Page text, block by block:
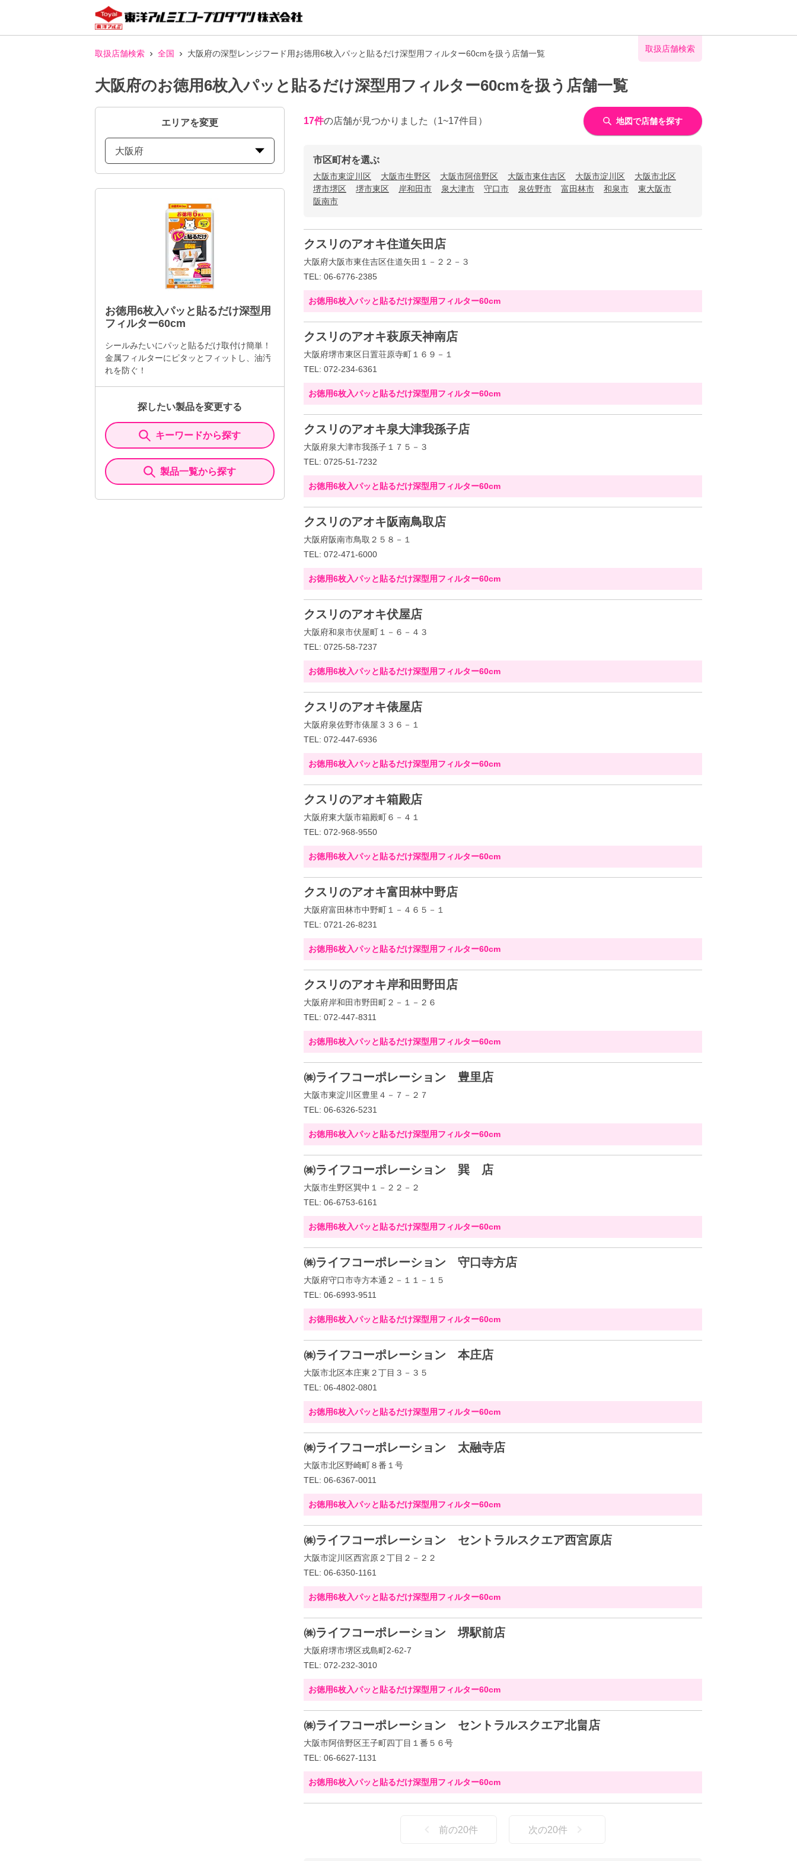
取扱店舗検索 全国 大阪府の深型レンジフード用お徳用6枚入パッと貼るだけ深型用フィルター60cmを扱う店舗一覧 取扱店舗検索
大阪府のお徳用6枚入パッと貼るだけ深型用フィルター60cmを扱う店舗一覧
エリアを変更
大阪府
お徳用6枚入パッと貼るだけ深型用
フィルター60cm
シールみたいにパッと貼るだけ取付け簡単！
金属フィルターにピタッとフィットし、油汚
れを防ぐ！
探したい製品を変更する
キーワードから探す
製品一覧から探す
17件の店舗が見つかりました （1~17件目） 地図で店舗を探す
市区町村を選ぶ
大阪市東淀川区 大阪市生野区 大阪市阿倍野区 大阪市東住吉区 大阪市淀川区
大阪市北区
堺市堺区
堺市東区 岸和田市 泉大津市 守口市 泉佐野市 富田林市 和泉市
東大阪市
阪南市
クスリのアオキ住道矢田店
大阪府大阪市東住吉区住道矢田１－２２－３
TEL: 06-6776-2385
お徳用6枚入パッと貼るだけ深型用フィルター60cm
クスリのアオキ萩原天神南店
大阪府堺市東区日置荘原寺町１６９－１
TEL: 072-234-6361
お徳用6枚入パッと貼るだけ深型用フィルター60cm
クスリのアオキ泉大津我孫子店
大阪府泉大津市我孫子１７５－３
TEL: 0725-51-7232
お徳用6枚入パッと貼るだけ深型用フィルター60cm
クスリのアオキ阪南鳥取店
大阪府阪南市鳥取２５８－１
TEL: 072-471-6000
お徳用6枚入パッと貼るだけ深型用フィルター60cm
クスリのアオキ伏屋店
大阪府和泉市伏屋町１－６－４３
TEL: 0725-58-7237
お徳用6枚入パッと貼るだけ深型用フィルター60cm
クスリのアオキ俵屋店
大阪府泉佐野市俵屋３３６－１
TEL: 072-447-6936
お徳用6枚入パッと貼るだけ深型用フィルター60cm
クスリのアオキ箱殿店
大阪府東大阪市箱殿町６－４１
TEL: 072-968-9550
お徳用6枚入パッと貼るだけ深型用フィルター60cm
クスリのアオキ富田林中野店
大阪府富田林市中野町１－４６５－１
TEL: 0721-26-8231
お徳用6枚入パッと貼るだけ深型用フィルター60cm
クスリのアオキ岸和田野田店
大阪府岸和田市野田町２－１－２６
TEL: 072-447-8311
お徳用6枚入パッと貼るだけ深型用フィルター60cm
㈱ライフコーポレーション 豊里店
大阪市東淀川区豊里４－７－２７
TEL: 06-6326-5231
お徳用6枚入パッと貼るだけ深型用フィルター60cm
㈱ライフコーポレーション 巽 店
大阪市生野区巽中１－２２－２
TEL: 06-6753-6161
お徳用6枚入パッと貼るだけ深型用フィルター60cm
㈱ライフコーポレーション 守口寺方店
大阪府守口市寺方本通２－１１－１５
TEL: 06-6993-9511
お徳用6枚入パッと貼るだけ深型用フィルター60cm
㈱ライフコーポレーション 本庄店
大阪市北区本庄東２丁目３－３５
TEL: 06-4802-0801
お徳用6枚入パッと貼るだけ深型用フィルター60cm
㈱ライフコーポレーション 太融寺店
大阪市北区野崎町８番１号
TEL: 06-6367-0011
お徳用6枚入パッと貼るだけ深型用フィルター60cm
㈱ライフコーポレーション セントラルスクエア西宮原店
大阪市淀川区西宮原２丁目２－２２
TEL: 06-6350-1161
お徳用6枚入パッと貼るだけ深型用フィルター60cm
㈱ライフコーポレーション 堺駅前店
大阪府堺市堺区戎島町2-62-7
TEL: 072-232-3010
お徳用6枚入パッと貼るだけ深型用フィルター60cm
㈱ライフコーポレーション セントラルスクエア北畠店
大阪市阿倍野区王子町四丁目１番５６号
TEL: 06-6627-1131
お徳用6枚入パッと貼るだけ深型用フィルター60cm
前の20件 次の20件